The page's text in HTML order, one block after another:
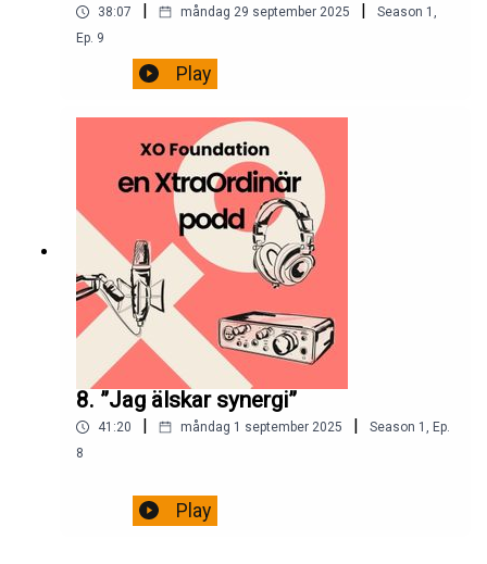
38:07 måndag 29 september 2025 Season 1 ,
Ep. 9
Play
8. ”Jag älskar synergi”
41:20 måndag 1 september 2025 Season 1 , Ep.
8
Play